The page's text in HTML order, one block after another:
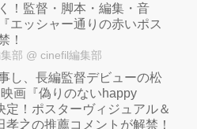
！監督・脚本・編集・音
エッシャー通りの赤いポス
！
部 @ cinefil編集部
し、長編監督デビューの松
画『偽りのないhappy
定！ポスターヴィジュアル＆
孝之の推薦コメントが解禁！